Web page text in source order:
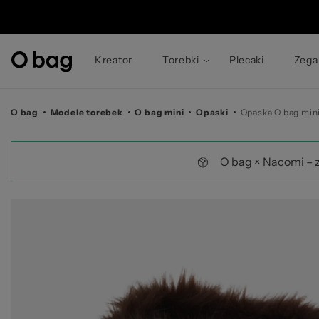
©
Kreator Torebki Plecaki
O bag Modele torebek O bag mini Opaski Opaska O bag
O bag × Nacomi –